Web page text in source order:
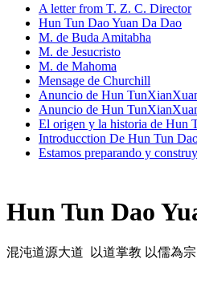
A letter from T. Z. C. Director
Hun Tun Dao Yuan Da Dao
M. de Buda Amitabha
M. de Jesucristo
M. de Mahoma
Mensage de Churchill
Anuncio de Hun
Anuncio de Hun
El origen y la historia de Hun
Introducction De Hun Tun
Estamos preparando y
Hun Tun Dao
混沌道源大道 以道掌教 以儒為